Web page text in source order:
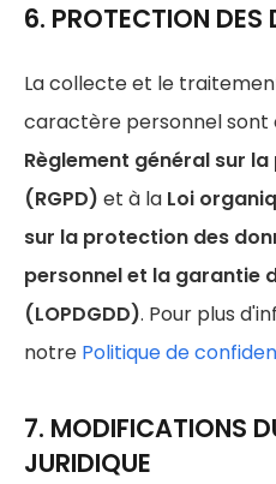
6. PROTECTION DES
La collecte et le
caractère personnel sont
Règlement général sur
(RGPD) et à la Loi
sur la protection des
personnel et la garantie
(LOPDGDD). Pour plus
notre Politique de
7. MODIFICATIONS
JURIDIQUE